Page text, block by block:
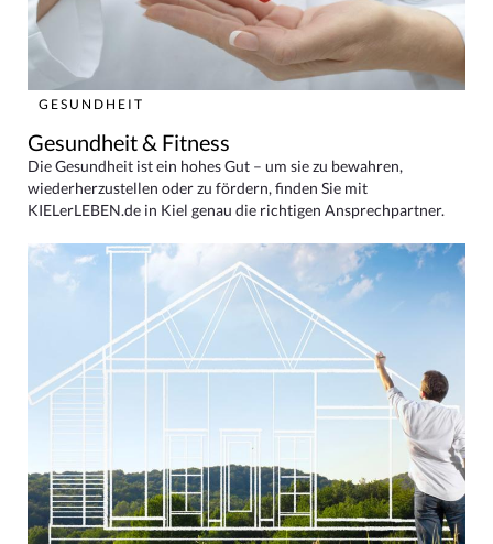
GESUNDHEIT
Gesundheit & Fitness
Die Gesundheit ist ein hohes Gut – um sie zu bewahren,
wiederherzustellen oder zu fördern, finden Sie mit
KIELerLEBEN.de in Kiel genau die richtigen Ansprechpartner.